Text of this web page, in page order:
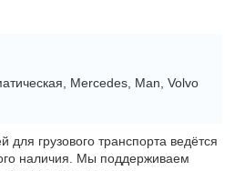
Mercedes, Man, Volvo
для грузового транспорта ведётся
наличия. Мы поддерживаем